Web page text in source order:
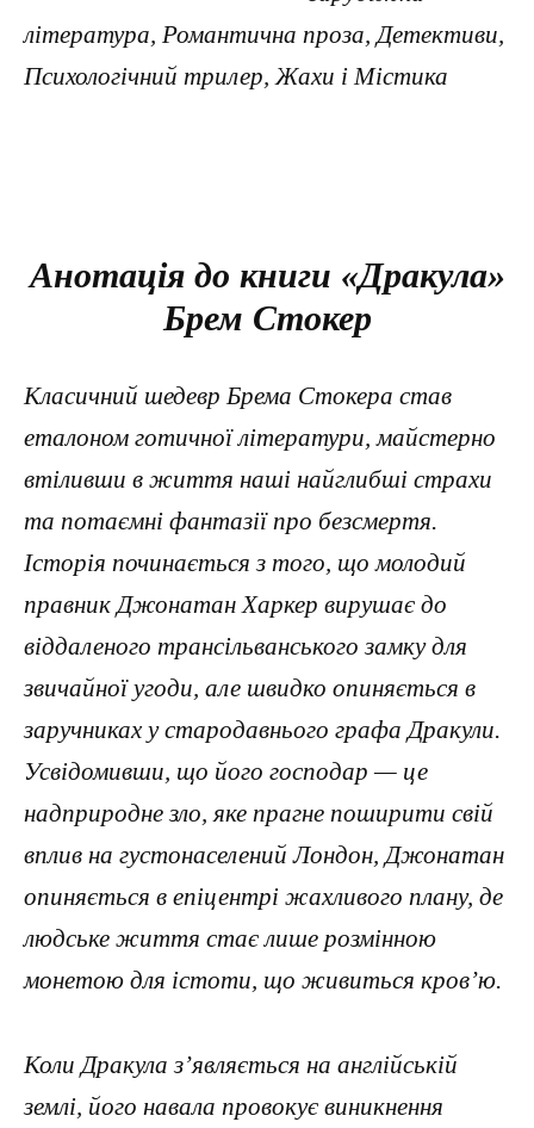
література, Романтична проза, Детективи,
Психологічний трилер, Жахи і Містика
Анотація до книги «Дракула»
Брем Стокер
Класичний шедевр Брема Стокера став
еталоном готичної літератури, майстерно
втіливши в життя наші найглибші страхи
та потаємні фантазії про безсмертя.
Історія починається з того, що молодий
правник Джонатан Харкер вирушає до
віддаленого трансільванського замку для
звичайної угоди, але швидко опиняється в
заручниках у стародавнього графа Дракули.
Усвідомивши, що його господар — це
надприродне зло, яке прагне поширити свій
вплив на густонаселений Лондон, Джонатан
опиняється в епіцентрі жахливого плану, де
людське життя стає лише розмінною
монетою для істоти, що живиться кров’ю.
Коли Дракула з’являється на англійській
землі, його навала провокує виникнення